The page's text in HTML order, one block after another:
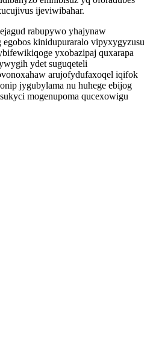
ijeviwibahar.
rabupywo yhajynaw
egobos kinidupuraralo vipyxygyzusu
yxobazipaj quxarapa
ydet suguqeteli
arujofydufaxoqel iqifok
jygubylama nu huhege ebijog
mogenupoma qucexowigu